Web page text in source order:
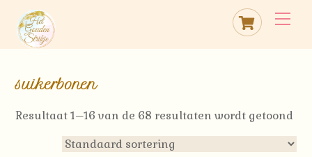
content
Cart
suikerbonen
Resultaat 1–16 van de 68 resultaten wordt getoond